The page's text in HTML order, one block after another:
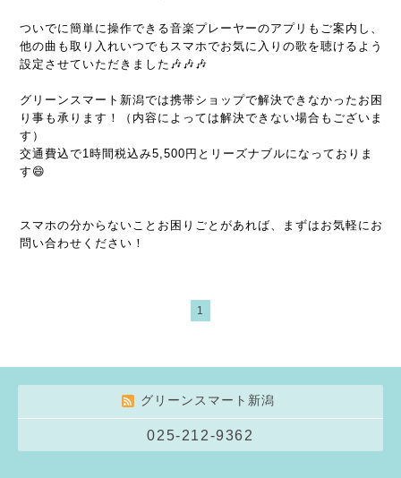
ついでに簡単に操作できる音楽プレーヤーのアプリもご案内し、
他の曲も取り入れいつでもスマホでお気に入りの歌を聴けるよう
設定させていただきました🎶🎶🎶
グリーンスマート新潟では携帯ショップで解決できなかったお困
り事も承ります！（内容によっては解決できない場合もございま
す）
交通費込で1時間税込み5,500円とリーズナブルになっておりま
す😄
スマホの分からないことお困りごとがあれば、まずはお気軽にお
問い合わせください！
1
グリーンスマート新潟
025-212-9362